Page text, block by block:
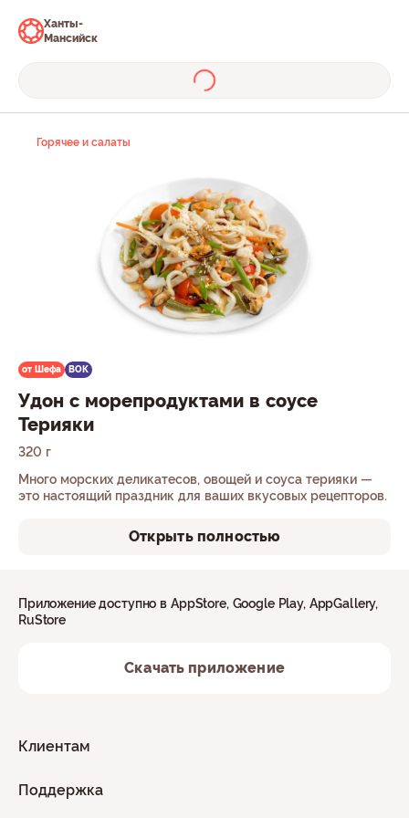
Ханты-
Мансийск
Горячее и салаты
от Шефа ВОК
Удон с морепродуктами в соусе
Терияки
320 г
Много морских деликатесов, овощей и соуса терияки —
это настоящий праздник для ваших вкусовых рецепторов.
Открыть полностью
Клиентам
Поддержка
Приложение доступно в AppStore, Google Play, AppGallery,
RuStore
Скачать приложение